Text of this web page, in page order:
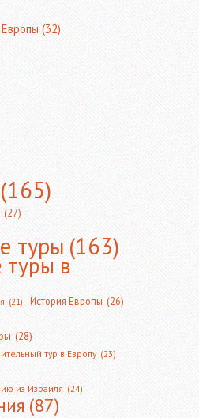
(32)
(165)
(27)
туры(163)
туры в
(21) История Европы (26)
(28)
тур в Европу (23)
из Израиля (24)
(87)